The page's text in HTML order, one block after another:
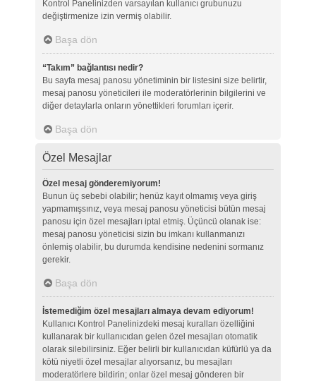
Kontrol Panelinizden varsayılan kullanıcı grubunuzu
değiştirmenize izin vermiş olabilir.
Başa dön
“Takım” bağlantısı nedir?
Bu sayfa mesaj panosu yönetiminin bir listesini size belirtir,
mesaj panosu yöneticileri ile moderatörlerinin bilgilerini ve
diğer detaylarla onların yönettikleri forumları içerir.
Başa dön
Özel Mesajlar
Özel mesaj gönderemiyorum!
Bunun üç sebebi olabilir; henüz kayıt olmamış veya giriş
yapmamışsınız, veya mesaj panosu yöneticisi bütün mesaj
panosu için özel mesajları iptal etmiş. Üçüncü olanak ise:
mesaj panosu yöneticisi sizin bu imkanı kullanmanızı
önlemiş olabilir, bu durumda kendisine nedenini sormanız
gerekir.
Başa dön
İstemediğim özel mesajları almaya devam ediyorum!
Kullanıcı Kontrol Panelinizdeki mesaj kuralları özelliğini
kullanarak bir kullanıcıdan gelen özel mesajları otomatik
olarak silebilirsiniz. Eğer belirli bir kullanıcıdan küfürlü ya da
kötü niyetli özel mesajlar alıyorsanız, bu mesajları
moderatörlere bildirin; onlar özel mesaj gönderen bir